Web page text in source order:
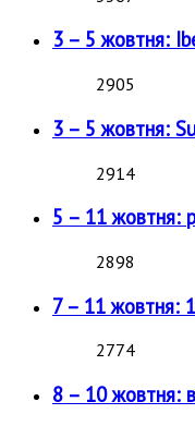
3 – 5 жовтня:
2905
3 – 5 жовтня:
2914
5 – 11 жовтня:
2898
7 – 11 жовтня:
2774
8 – 10 жовтня: